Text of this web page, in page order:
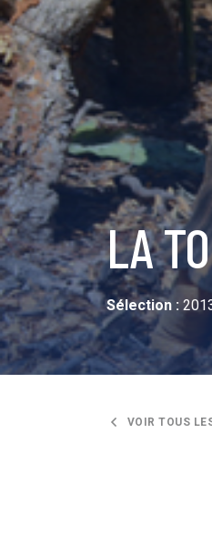
LA
Sélection :
VOIR TOUS